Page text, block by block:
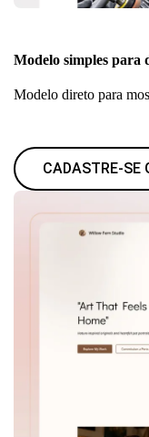
Modelo simples para
Modelo direto para
CADASTRE-SE